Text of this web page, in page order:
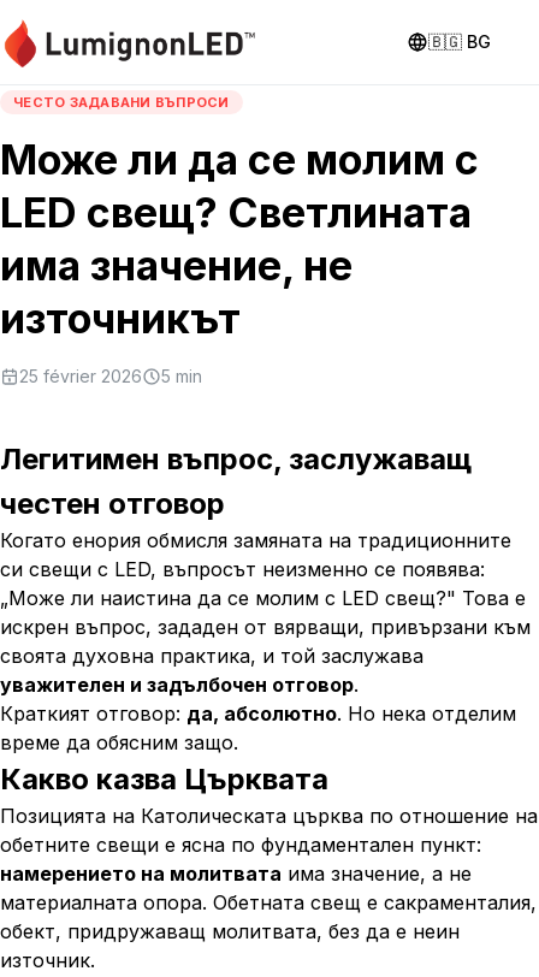
🇧🇬 BG
ЧЕСТО ЗАДАВАНИ ВЪПРОСИ
Може ли да се молим с
LED свещ? Светлината
има значение, не
източникът
25 février 2026 5 min
Легитимен въпрос, заслужаващ
честен отговор
Когато енория обмисля замяната на традиционните
си свещи с LED, въпросът неизменно се появява:
„Може ли наистина да се молим с LED свещ?" Това е
искрен въпрос, зададен от вярващи, привързани към
своята духовна практика, и той заслужава
уважителен и задълбочен отговор.
Краткият отговор: да, абсолютно. Но нека отделим
време да обясним защо.
Какво казва Църквата
Позицията на Католическата църква по отношение на
обетните свещи е ясна по фундаментален пункт:
намерението на молитвата има значение, а не
материалната опора. Обетната свещ е сакраменталия,
обект, придружаващ молитвата, без да е неин
източник.